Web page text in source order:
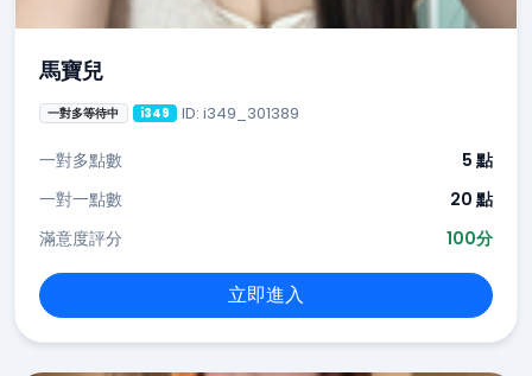
馬寶兒
一對多等待中 i349 ID: i349_301389
一對多點數
5 點
一對一點數
20 點
滿意度評分
100分
立即進入